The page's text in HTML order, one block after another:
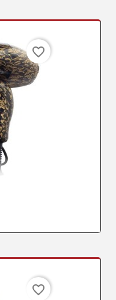
favorite_border
favorite_border